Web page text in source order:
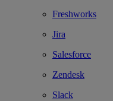
Freshworks
Jira
Salesforce
Zendesk
Slack